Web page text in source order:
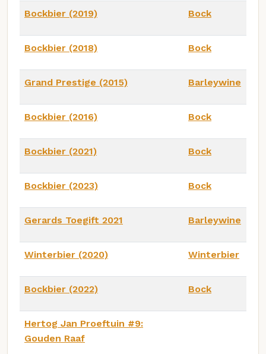
Bockbier (2019) Bock
Bockbier (2018) Bock
Grand Prestige (2015) Barleywine
Bockbier (2016) Bock
Bockbier (2021) Bock
Bockbier (2023) Bock
Gerards Toegift 2021 Barleywine
Winterbier (2020) Winterbier
Bockbier (2022) Bock
Hertog Jan Proeftuin #9:
Gouden Raaf